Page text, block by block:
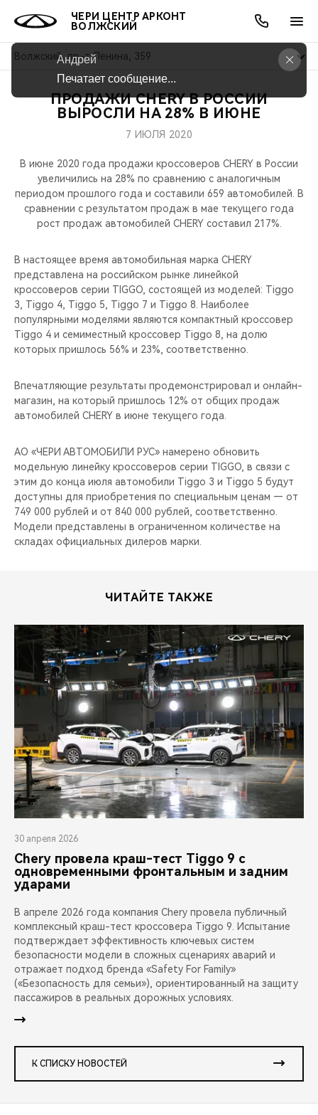
ЧЕРИ ЦЕНТР АРКОНТ
ВОЛЖСКИЙ
Волжский, пр-т Ленина, 359
МОДЕЛИ
КРОССОВЕРЫ
СЕДАНЫ
НОВИНКИ
ПОКУПАТЕЛЯМ
КРЕДИТ И СТРАХОВАНИЕ
ВЛАДЕЛЬЦАМ
ЗАПЧАСТИ И АКСЕССУАРЫ
ПОДДЕРЖКА
МИР CHERY
О БРЕНДЕ
CHERY В СОЦСЕТЯХ
БЛАГОТВОРИТЕЛЬНОСТЬ
CHERY REMOTE
CHERY И СПОРТ
НАШИ МЕРОПРИЯТИЯ
CHERY ДЛЯ ДЕТЕЙ
АКЦИИ
ОНЛАЙН СЕРВИСЫ
КРЕДИТ
О КОМПАНИИ
МЫ В СОЦСЕТЯХ
ПРОДАЖИ CHERY В РОССИИ
ВЫРОСЛИ НА 28% В ИЮНЕ
7 ИЮЛЯ 2020
В июне 2020 года продажи кроссоверов CHERY в России
увеличились на 28% по сравнению с аналогичным
периодом прошлого года и составили 659 автомобилей. В
сравнении с результатом продаж в мае текущего года
рост продаж автомобилей CHERY составил 217%.
В настоящее время автомобильная марка CHERY
представлена на российском рынке линейкой
кроссоверов серии TIGGO, состоящей из моделей: Tiggo
3, Tiggo 4, Tiggo 5, Tiggo 7 и Tiggo 8. Наиболее
популярными моделями являются компактный кроссовер
Tiggo 4 и семиместный кроссовер Tiggo 8, на долю
которых пришлось 56% и 23%, соответственно.
Впечатляющие результаты продемонстрировал и онлайн-
магазин, на который пришлось 12% от общих продаж
автомобилей CHERY в июне текущего года.
АО «ЧЕРИ АВТОМОБИЛИ РУС» намерено обновить
модельную линейку кроссоверов серии TIGGO, в связи с
этим до конца июля автомобили Tiggo 3 и Tiggo 5 будут
доступны для приобретения по специальным ценам — от
749 000 рублей и от 840 000 рублей, соответственно.
Модели представлены в ограниченном количестве на
складах официальных дилеров марки.
ЧИТАЙТЕ ТАКЖЕ
30 апреля 2026
Chery провела краш-тест Tiggo 9 с
одновременными фронтальным и задним
ударами
В апреле 2026 года компания Chery провела публичный
комплексный краш-тест кроссовера Tiggo 9. Испытание
подтверждает эффективность ключевых систем
безопасности модели в сложных сценариях аварий и
отражает подход бренда «Safety For Family»
(«Безопасность для семьи»), ориентированный на защиту
пассажиров в реальных дорожных условиях.
К СПИСКУ НОВОСТЕЙ
Андрей
Печатает сообщение...